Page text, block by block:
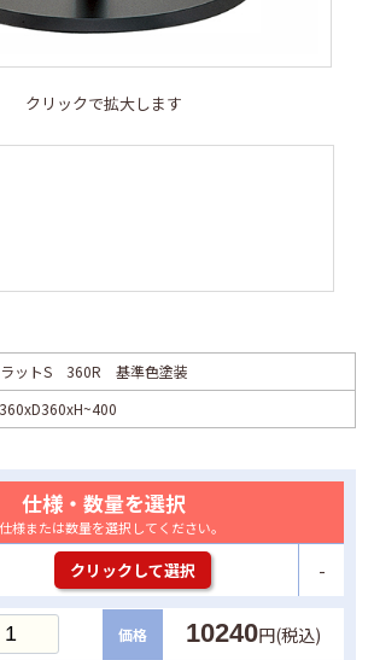
クリックで拡大します
ットS 360R 基準色塗装
仕様・数量を選択
仕様または数量を選択してください。
クリックして選択 -
価格 10240円(税込)